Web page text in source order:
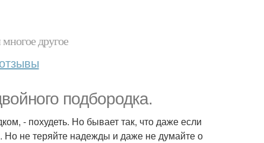
другое
отзывы
подбородка.
- похудеть. Но бывает так, что даже если
Но не теряйте надежды и даже не думайте о